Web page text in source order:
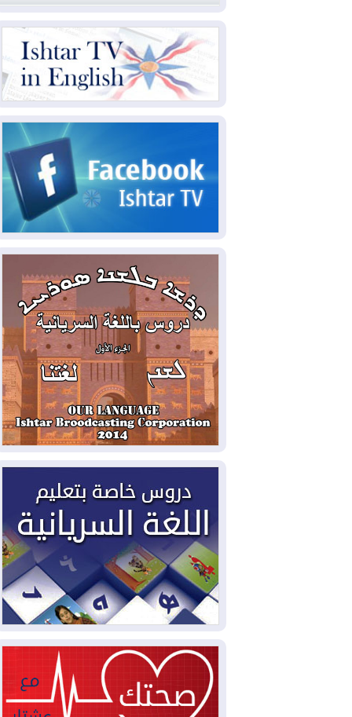
2026-08-06ائتلاف ادارة الدولة: من
يقومون بسلوك يهدد امن البلاد خارجون عن
القانون يجب محاربتهم
2026-08-06بعد هجومين قرب باب المندب..
الأحمر
2026-08-06مئات القاصرين بلا مأوى.. أزمة
سبتة تتصاعد وتضغط على مدريد
لمدة عام.. بدء توريد 100
مليون قدم مكعب يومياً من غاز كورمور في
إقليم كوردستان إلى وزارة الكهرباء العراقية
2026-08-05
15كارثة بيئية ومناخية ترسم
ملامح أخطر التحديات التي تواجه العراق
اليوم
2026-08-05
حرائق فرنسا.. توقيف 402
شخص بينهم 156 قاصرا منذ بداية موسم
الحرائق
2026-08-04سومو: إنتاج النفط في إقليم
كوردستان انخفض إلى أقل من 10%
ملفات حقبة الكاظمي تعود إلى
الواجهة.. أنباء عن مراجعات قضائية
وتحقيقات أوسع في قضايا فساد
2026-08-04بيترو يشكو تزوير الانتخابات
الرئاسية ويحذر من "حرب أهلية" في
كولومبيا
2026-08-03رئيس إقليم كوردستان في
2026-08-03
العراق يؤكد مجدداً التزامه
بمنع الهجمات على الدول المجاورة